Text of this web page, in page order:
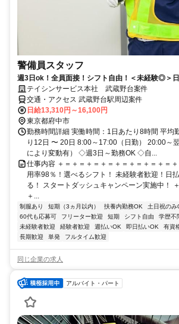
警備員スタッフ
週3日ok！全員面接！シフト自由！＜未経験◎＞日
テイシンサービス本社 武蔵野台案件
交通・アクセス 武蔵野台駅周辺案件
日給13,310円～16,100円
東京都府中市
勤務時間詳細 実働時間：1日あたり8時間 平均
り12日 〜 20日 8:00～17:00（日勤） 20:00～
により変動有） ◇週3日～勤務OK ◇自...
仕事内容 ＋＝＋＝＋＝＋＝＋＝＋＝＋＝＋＝
用率98％！選べるシフト！ 未経験者歓迎！日
る！ スタートダッシュキャンペーン実施中！
＋...
制服あり 短期（3ヵ月以内） 扶養内勤務OK 土日祝のみ
60代も応募可
フリーター歓迎 短期 シフト自由 学歴不
未経験者歓迎
経験者歓迎 週払いOK 即日払いOK 有資
長期歓迎
単発 フルタイム歓迎
同じ企業の求人
アルバイト・パート